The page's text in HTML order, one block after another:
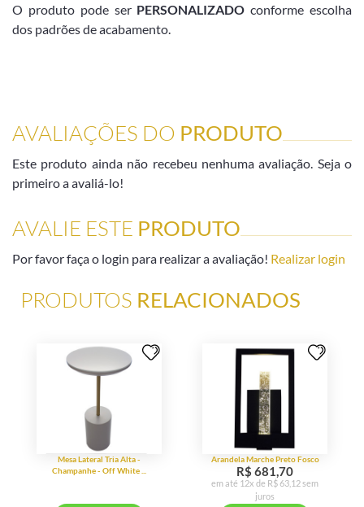
O produto pode ser PERSONALIZADO conforme escolha
dos padrões de acabamento.
AVALIAÇÕES DO PRODUTO
Este produto ainda não recebeu nenhuma avaliação. Seja o
primeiro a avaliá-lo!
AVALIE ESTE PRODUTO
Por favor faça o login para realizar a avaliação! Realizar login
PRODUTOS RELACIONADOS